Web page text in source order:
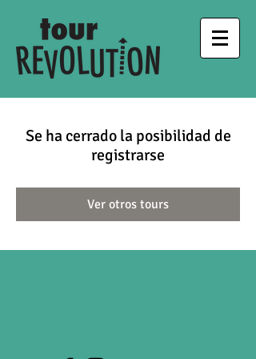
Se ha cerrado la posibilidad de
registrarse
Ver otros tours